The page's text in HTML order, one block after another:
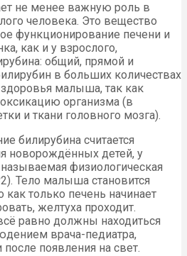
не менее важную роль в
человека. Это вещество
функционирование печени и
как и у взрослого,
общий, прямой и
в больших количествах
малыша, так как
организма (в
и ткани головного мозга).
билирубина считается
новорождённых детей, у
физиологическая
Тело малыша становится
как только печень начинает
желтуха проходит.
равно должны находиться
врача-педиатра,
появления на свет.